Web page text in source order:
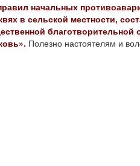
начальных
в сельской местности,
благотворительной
Полезно настоятелям и